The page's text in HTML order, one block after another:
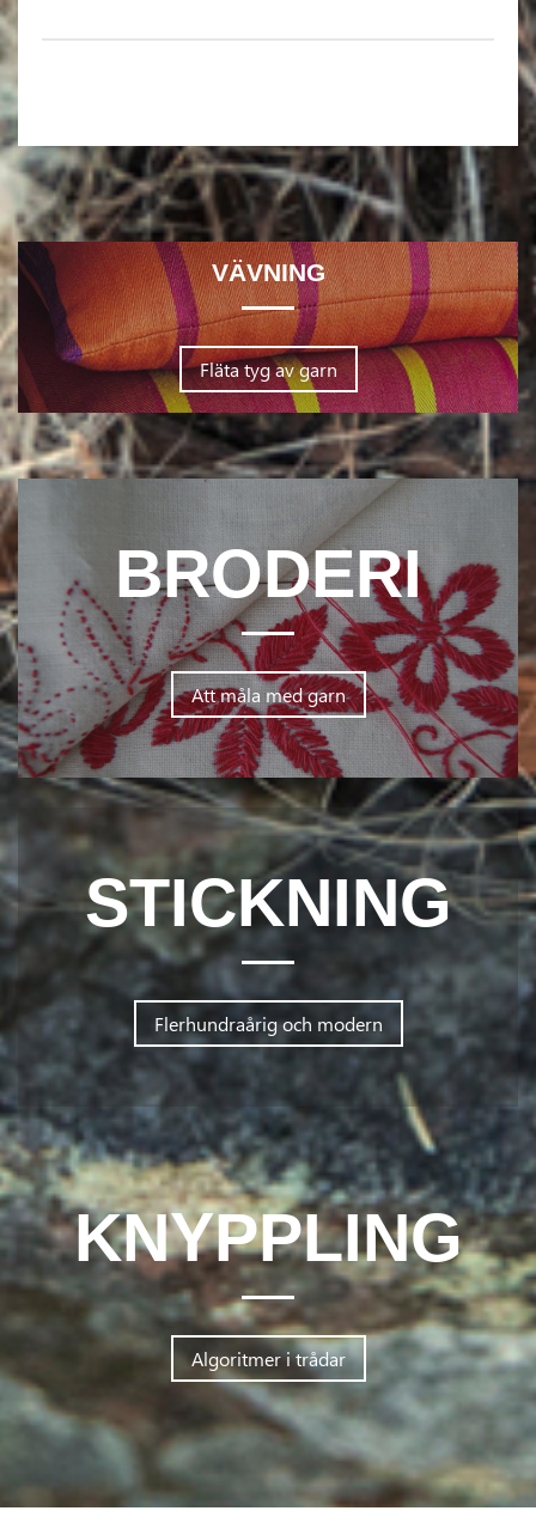
VÄVNING
Fläta tyg av garn
BRODERI
Att måla med garn
STICKNING
Flerhundraårig och modern
KNYPPLING
Algoritmer i trådar